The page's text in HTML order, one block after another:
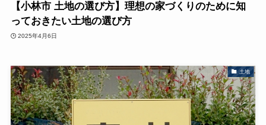
【小林市 土地の選び方】理想の家づくりのために知
っておきたい土地の選び方
2025年4月6日
土地